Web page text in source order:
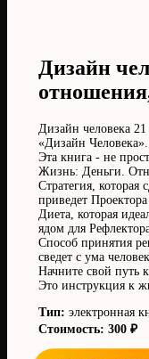
Дизайн
Дизайн человека
«Дизайн
Эта книга - не
Жизнь: Деньги.
Стратегия, которая
приведет
Диета, которая
ядом для
Способ принятия
сведет с ума
Начните свой путь
Это инструкция к
Тип: электронная
Стоимость: 300 ₽